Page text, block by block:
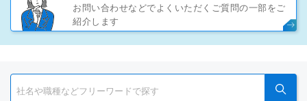
お問い合わせなどでよくいただくご質問の一部をご
紹介します